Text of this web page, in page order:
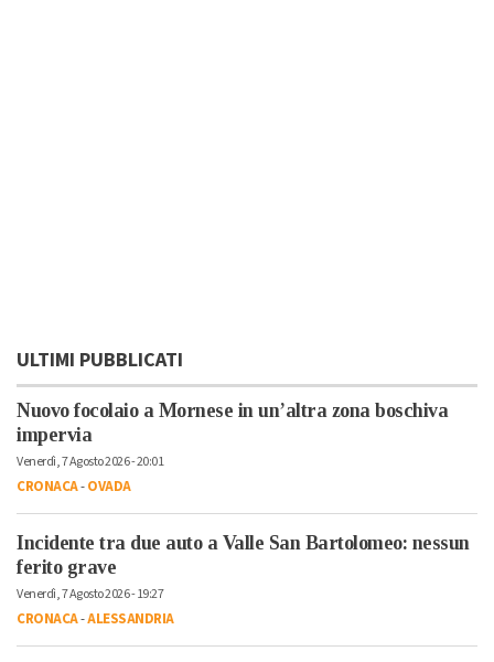
ULTIMI PUBBLICATI
Nuovo focolaio a Mornese in un’altra zona boschiva
impervia
Venerdì, 7 Agosto 2026 - 20:01
CRONACA-OVADA
Incidente tra due auto a Valle San Bartolomeo: nessun
ferito grave
Venerdì, 7 Agosto 2026 - 19:27
CRONACA-ALESSANDRIA